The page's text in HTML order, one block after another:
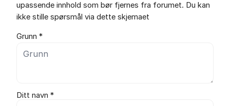
upassende innhold som bør fjernes fra forumet. Du kan
ikke stille spørsmål via dette skjemaet
Grunn *
Ditt navn *